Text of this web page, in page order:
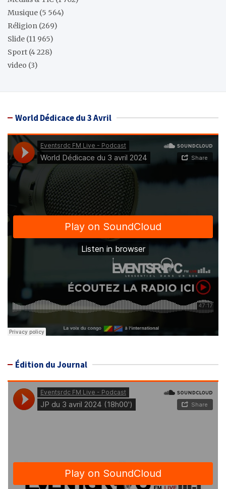
Musique (5 564)
Réligion (269)
Slide (11 965)
Sport (4 228)
video (3)
World Dédicace du 3 Avril
Édition du Journal